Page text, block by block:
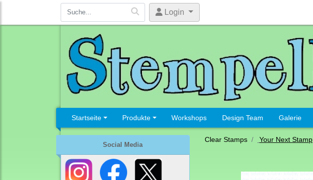
Login
Startseite Produkte Workshops Design Team Galerie
Social Media
Clear Stamps Your Next Stamp